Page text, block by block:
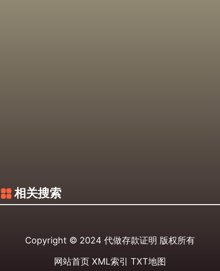
相关搜索
Copyright © 2024 代做存款证明 版权所有
网站首页 XML索引 TXT地图